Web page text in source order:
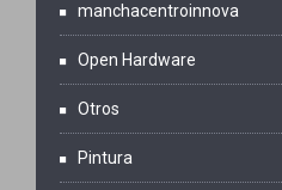
manchacentroinnova
Open Hardware
Otros
Pintura